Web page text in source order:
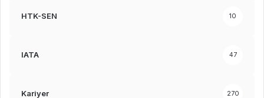
HTK-SEN 10
IATA 47
Kariyer 270